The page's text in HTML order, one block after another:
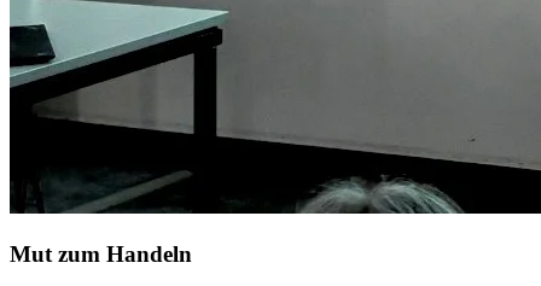
Mut zum Handeln